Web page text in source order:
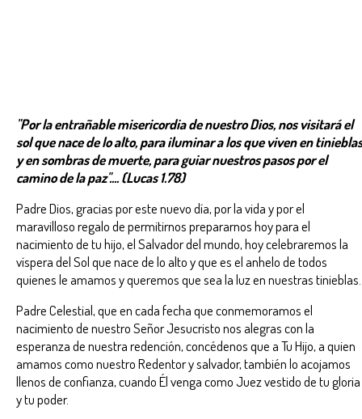
"Por la entrañable misericordia de nuestro Dios, nos visitará el
sol que nace de lo alto, para iluminar a los que viven en tinieblas
y en sombras de muerte, para guiar nuestros pasos por el
camino de la paz".... (Lucas 1.78)
Padre Dios, gracias por este nuevo día, por la vida y por el
maravilloso regalo de permitirnos prepararnos hoy para el
nacimiento de tu hijo, el Salvador del mundo, hoy celebraremos la
víspera del Sol que nace de lo alto y que es el anhelo de todos
quienes le amamos y queremos que sea la luz en nuestras tinieblas.
Padre Celestial, que en cada fecha que conmemoramos el
nacimiento de nuestro Señor Jesucristo nos alegras con la
esperanza de nuestra redención, concédenos que a Tu Hijo, a quien
amamos como nuestro Redentor y salvador, también lo acojamos
llenos de confianza, cuando Él venga como Juez vestido de tu gloria
y tu poder.